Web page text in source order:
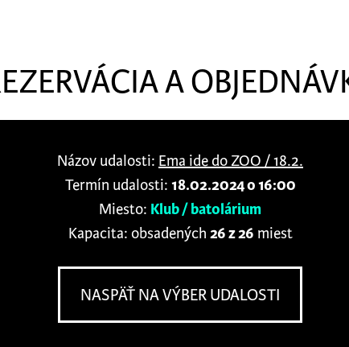
A
Názov udalosti: Ema ide do ZOO / 18.2.
Termín udalosti: 18.02.2024 o 16:00
Miesto: Klub / batolárium
Kapacita: obsadených 26 z 26 miest
NASPÄŤ NA VÝBER UDALOSTI